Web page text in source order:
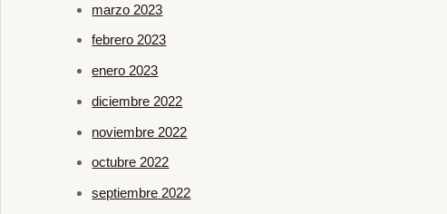
marzo 2023
febrero 2023
enero 2023
diciembre 2022
noviembre 2022
octubre 2022
septiembre 2022